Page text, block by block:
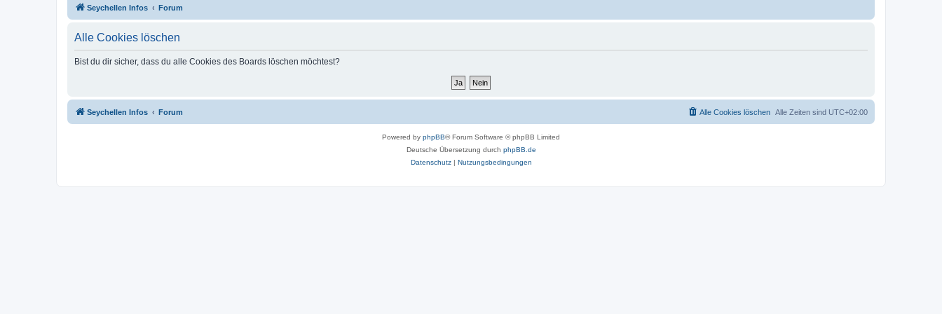
Seychellen Infos Forum
Alle Cookies löschen
Bist du dir sicher, dass du alle Cookies des Boards löschen möchtest?
Seychellen Infos Forum Alle Zeiten sind UTC+02:00
Alle Cookies löschen
Powered by phpBB® Forum Software © phpBB Limited
Deutsche Übersetzung durch phpBB.de
Datenschutz| Nutzungsbedingungen